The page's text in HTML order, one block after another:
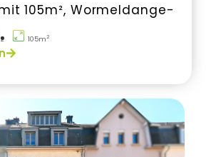
105m², Wormeldange-
2 105m2